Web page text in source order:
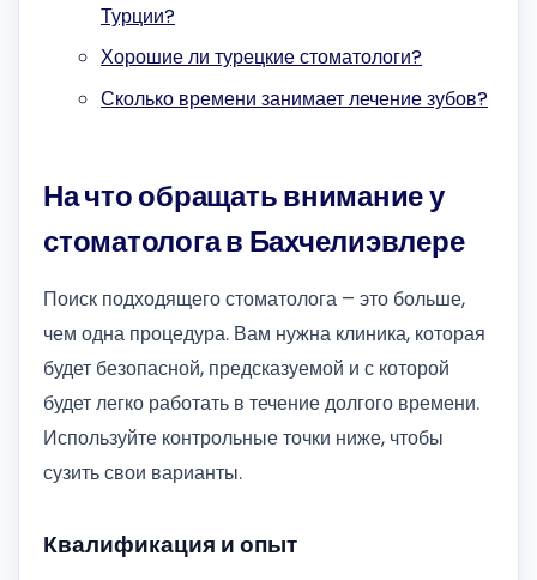
Турции?
Хорошие ли турецкие стоматологи?
Сколько времени занимает лечение зубов?
На что обращать внимание у
стоматолога в Бахчелиэвлере
Поиск подходящего стоматолога – это больше,
чем одна процедура. Вам нужна клиника, которая
будет безопасной, предсказуемой и с которой
будет легко работать в течение долгого времени.
Используйте контрольные точки ниже, чтобы
сузить свои варианты.
Квалификация и опыт